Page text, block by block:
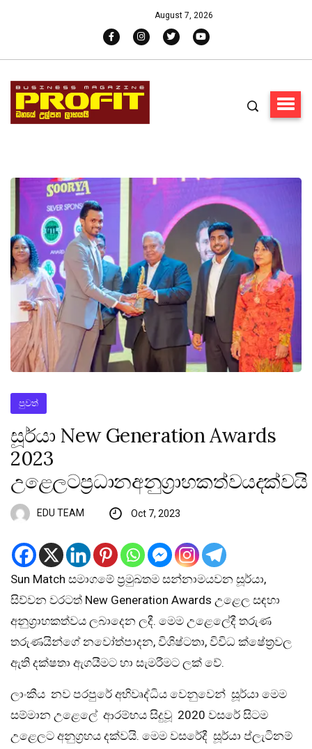
August 7, 2026
පුවත්
සූර්යා New Generation Awards
2023
උළෙලටප්‍රධානඅනුග්‍රාහකත්වයදක්වයි
EDU TEAM Oct 7, 2023
Sun Match සමාගමේ ප්‍රමුඛතම සන්නාමයවන සූර්යා,
සිව්වන වරටත් New Generation Awards උළෙල සඳහා
අනුග්‍රාහකත්වය ලබාදෙන ලදී. මෙම උළෙලේදී තරුණ
තරුණයින්ගේ නවෝත්පාදන, විශිෂ්ටතා, විවිධ ක්ෂේත්‍රවල
ඇති දක්ෂතා ඇගයීමට හා සැමරීමට ලක් වේ.
ලාංකීය නව පරපුරේ අභිවෘද්ධිය වෙනුවෙන් සූර්යා මෙම
සම්මාන උළෙලේ ආරම්භය සිදුවූ 2020 වසරේ සිටම
උළෙලට අනුග්‍රහය දක්වයි. මෙම වසරේදී සූර්යා ප්ලැටිනම්